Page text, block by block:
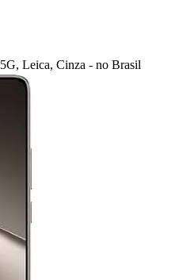
Leica, Cinza - no Brasil